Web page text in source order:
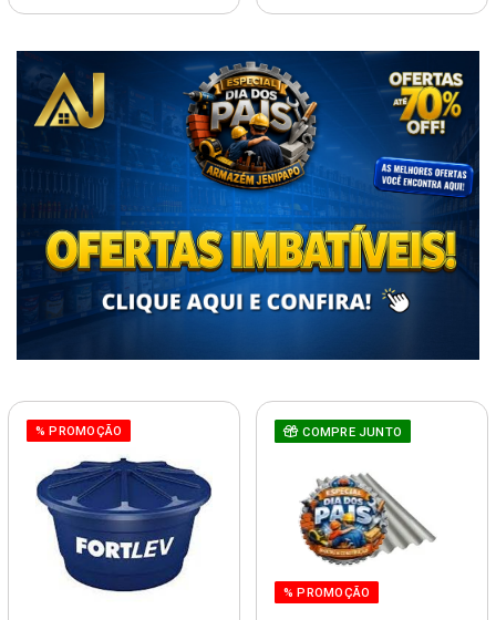
% PROMOÇÃO COMPRE JUNTO
% PROMOÇÃO